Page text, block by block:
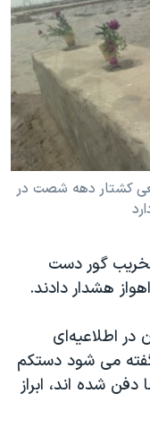
کشتار دهه شصت در
گور دست
هشدار دادند.
در اطلاعیه‌ای
می شود دستکم
تابستان ۱۳۶۷ در آنجا دفن شده اند، ابراز